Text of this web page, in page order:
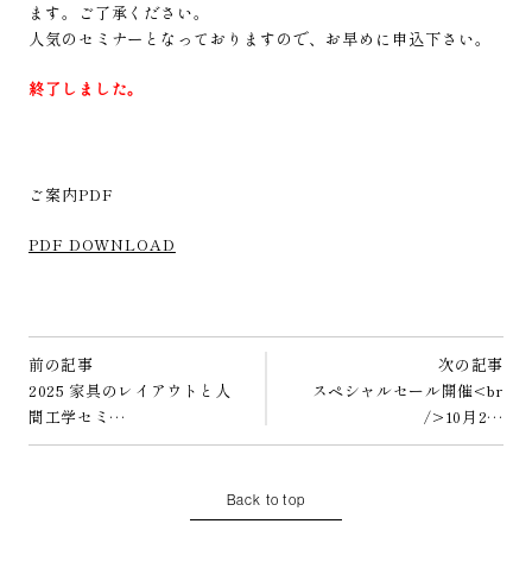
ます。ご了承ください。
人気のセミナーとなっておりますので、お早めに申込下さい。
終了しました。
ご案内PDF
PDF DOWNLOAD
前の記事
2025 家具のレイアウトと人
間工学セミ…
次の記事
スペシャルセール開催<br
/>10月2…
Back to top